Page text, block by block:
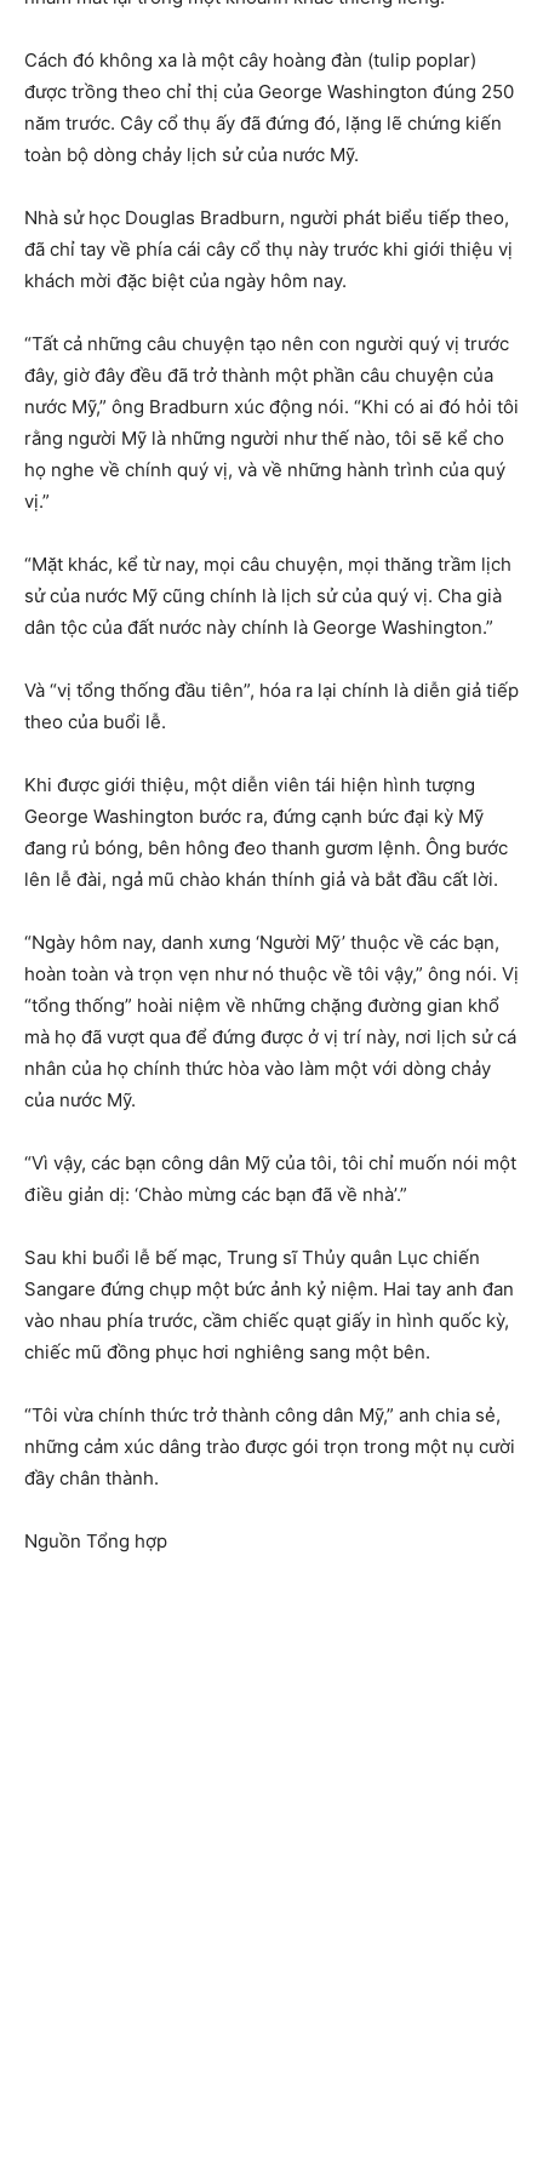
Cách đó không xa là một cây hoàng đàn (tulip poplar)
được trồng theo chỉ thị của George Washington đúng 250
năm trước. Cây cổ thụ ấy đã đứng đó, lặng lẽ chứng kiến
toàn bộ dòng chảy lịch sử của nước Mỹ.
Nhà sử học Douglas Bradburn, người phát biểu tiếp theo,
đã chỉ tay về phía cái cây cổ thụ này trước khi giới thiệu vị
khách mời đặc biệt của ngày hôm nay.
“Tất cả những câu chuyện tạo nên con người quý vị trước
đây, giờ đây đều đã trở thành một phần câu chuyện của
nước Mỹ,” ông Bradburn xúc động nói. “Khi có ai đó hỏi tôi
rằng người Mỹ là những người như thế nào, tôi sẽ kể cho
họ nghe về chính quý vị, và về những hành trình của quý
vị.”
“Mặt khác, kể từ nay, mọi câu chuyện, mọi thăng trầm lịch
sử của nước Mỹ cũng chính là lịch sử của quý vị. Cha già
dân tộc của đất nước này chính là George Washington.”
Và “vị tổng thống đầu tiên”, hóa ra lại chính là diễn giả tiếp
theo của buổi lễ.
Khi được giới thiệu, một diễn viên tái hiện hình tượng
George Washington bước ra, đứng cạnh bức đại kỳ Mỹ
đang rủ bóng, bên hông đeo thanh gươm lệnh. Ông bước
lên lễ đài, ngả mũ chào khán thính giả và bắt đầu cất lời.
“Ngày hôm nay, danh xưng ‘Người Mỹ’ thuộc về các bạn,
hoàn toàn và trọn vẹn như nó thuộc về tôi vậy,” ông nói. Vị
“tổng thống” hoài niệm về những chặng đường gian khổ
mà họ đã vượt qua để đứng được ở vị trí này, nơi lịch sử cá
nhân của họ chính thức hòa vào làm một với dòng chảy
của nước Mỹ.
“Vì vậy, các bạn công dân Mỹ của tôi, tôi chỉ muốn nói một
điều giản dị: ‘Chào mừng các bạn đã về nhà’.”
Sau khi buổi lễ bế mạc, Trung sĩ Thủy quân Lục chiến
Sangare đứng chụp một bức ảnh kỷ niệm. Hai tay anh đan
vào nhau phía trước, cầm chiếc quạt giấy in hình quốc kỳ,
chiếc mũ đồng phục hơi nghiêng sang một bên.
“Tôi vừa chính thức trở thành công dân Mỹ,” anh chia sẻ,
những cảm xúc dâng trào được gói trọn trong một nụ cười
đầy chân thành.
Nguồn Tổng hợp